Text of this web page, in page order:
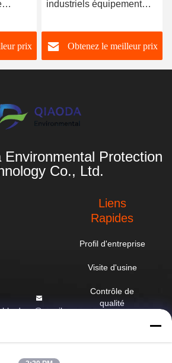
de prix
industriels équipement
particules LS 0,4-0,7 m/s
Obtenez le meilleur prix
Environmental Protection
Co., Ltd.
Liens
Rapides
Profil d'entreprise
Visite d'usine
Contrôle de
qualité